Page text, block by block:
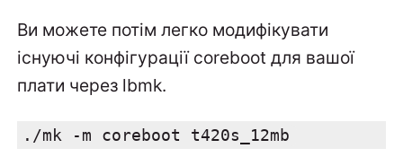
Ви можете потім легко модифікувати
існуючі конфігурації coreboot для вашої
плати через lbmk.
./mk -m coreboot t420s_12mb